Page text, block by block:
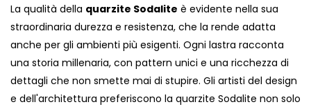
La qualità della quarzite Sodalite è evidente nella sua
straordinaria durezza e resistenza, che la rende adatta
anche per gli ambienti più esigenti. Ogni lastra racconta
una storia millenaria, con pattern unici e una ricchezza di
dettagli che non smette mai di stupire. Gli artisti del design
e dell'architettura preferiscono la quarzite Sodalite non solo